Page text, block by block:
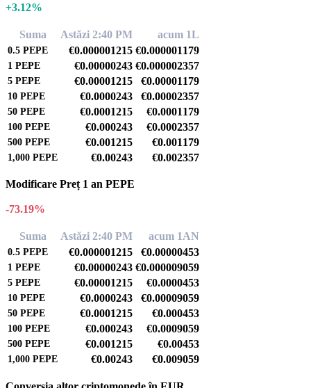
+3.12%
Suma Astăzi 2:40 PM acum 1L
0.5 PEPE €0.000001215 €0.000001179
1 PEPE €0.00000243 €0.000002357
5 PEPE €0.00001215 €0.00001179
10 PEPE €0.0000243 €0.00002357
50 PEPE €0.0001215 €0.0001179
100 PEPE €0.000243 €0.0002357
500 PEPE €0.001215 €0.001179
1,000 PEPE €0.00243 €0.002357
Modificare Preț 1 an PEPE
-73.19%
Suma Astăzi 2:40 PM acum 1AN
0.5 PEPE €0.000001215 €0.00000453
1 PEPE €0.00000243 €0.000009059
5 PEPE €0.00001215 €0.0000453
10 PEPE €0.0000243 €0.00009059
50 PEPE €0.0001215 €0.000453
100 PEPE €0.000243 €0.0009059
500 PEPE €0.001215 €0.00453
1,000 PEPE €0.00243 €0.009059